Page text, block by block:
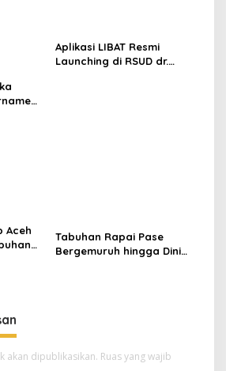
Aplikasi LIBAT Resmi
Launching di RSUD dr.
Aceh
Tabuhan Rapai Pase
Bergemuruh hingga Dini
akan dipublikasikan. Ruas yang wajib